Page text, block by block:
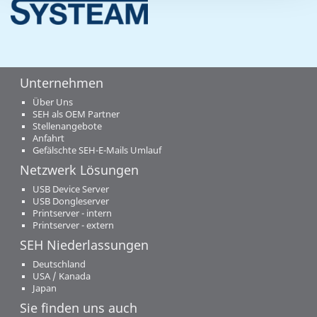
Unternehmen
Über Uns
SEH als OEM Partner
Stellenangebote
Anfahrt
Gefälschte SEH-E-Mails Umlauf
Netzwerk Lösungen
USB Device Server
USB Dongleserver
Printserver - intern
Printserver - extern
SEH Niederlassungen
Deutschland
USA / Kanada
Japan
Sie finden uns auch